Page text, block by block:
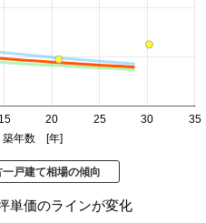
15 20 25 30 35
築年数 [年]
戸建て相場の傾向
単価のラインが変化